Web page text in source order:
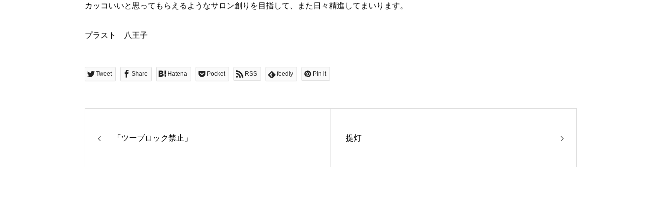
カッコいいと思ってもらえるようなサロン創りを目指して、また日々精進してまいります。
プラスト 八王子
Tweet Share Hatena Pocket RSS feedly Pin it
「ツーブロック禁止」 提灯